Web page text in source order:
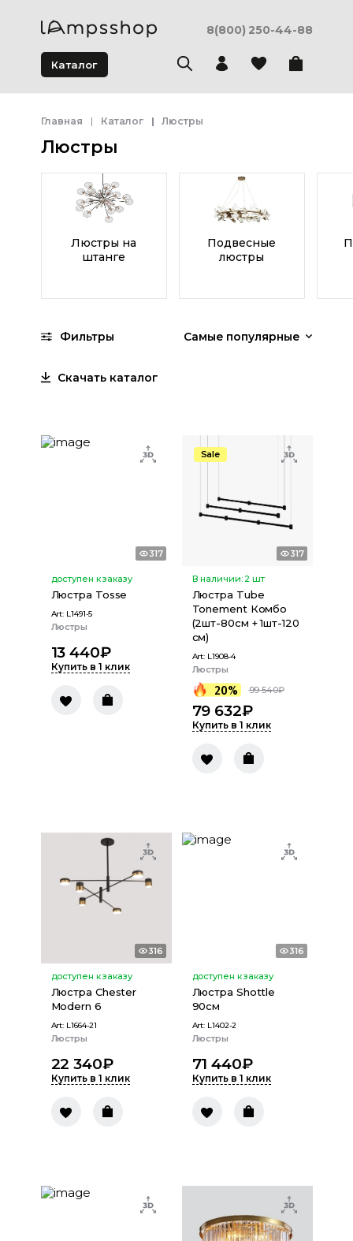
8(800) 250-44-88
Каталог
Главная Каталог Люстры
Люстры
Люстры на
штанге
Подвесные
люстры
Фильтры Самые популярные
Скачать каталог
317
доступен к заказу
Люстра Tosse
Art: L1491-5
Люстры
13 440₽
Купить в 1 клик
Sale
317
В наличии:2 шт
Люстра Tube
Tonement Комбо
(2шт-80см + 1шт-120
см)
Art: L1908-4
Люстры
20% 99 540₽
79 632₽
Купить в 1 клик
316
доступен к заказу
Люстра Chester
Modern 6
Art: L1664-21
Люстры
22 340₽
Купить в 1 клик
316
доступен к заказу
Люстра Shottle
90см
Art: L1402-2
Люстры
71 440₽
Купить в 1 клик